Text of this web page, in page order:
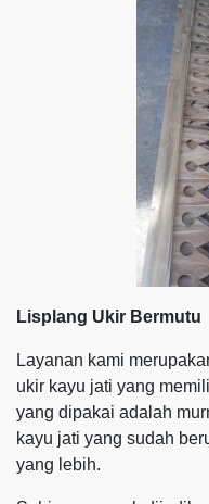
Lisplang Ukir Bermutu
Layanan kami
ukir kayu jati yang
yang dipakai adalah
kayu jati yang sudah
yang lebih.